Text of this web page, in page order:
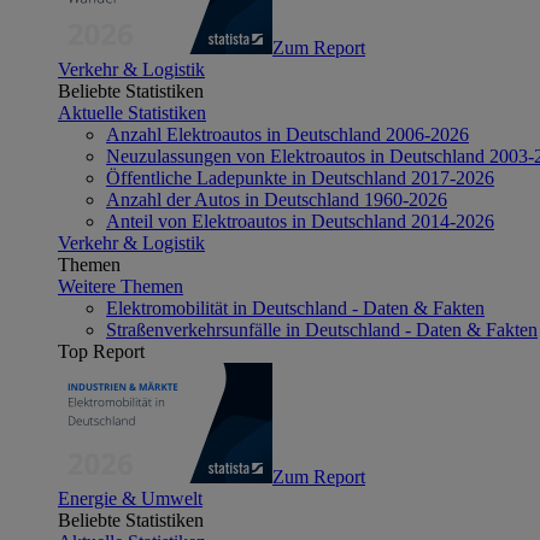
Zum Report
Verkehr & Logistik
Beliebte Statistiken
Aktuelle Statistiken
Anzahl Elektroautos in Deutschland 2006-2026
Neuzulassungen von Elektroautos in Deutschland 2003-
Öffentliche Ladepunkte in Deutschland 2017-2026
Anzahl der Autos in Deutschland 1960-2026
Anteil von Elektroautos in Deutschland 2014-2026
Verkehr & Logistik
Themen
Weitere Themen
Elektromobilität in Deutschland - Daten & Fakten
Straßenverkehrsunfälle in Deutschland - Daten & Fakten
Top Report
Zum Report
Energie & Umwelt
Beliebte Statistiken